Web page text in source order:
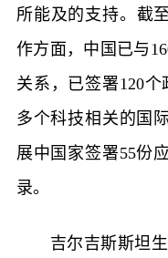
所能及的支持。截
作方面，中国已与
关系，已签署120
多个科技相关的国
展中国家签署55份
录。
吉尔吉斯斯坦生